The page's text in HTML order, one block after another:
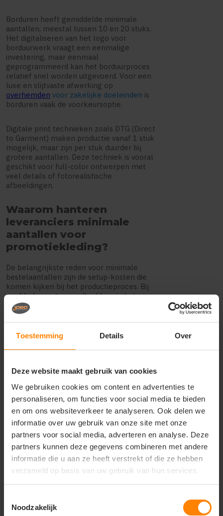
Toestemming Details Over
Deze website maakt gebruik van cookies
We gebruiken cookies om content en advertenties te
personaliseren, om functies voor social media te bieden
en om ons websiteverkeer te analyseren. Ook delen we
informatie over uw gebruik van onze site met onze
partners voor social media, adverteren en analyse. Deze
partners kunnen deze gegevens combineren met andere
informatie die u aan ze heeft verstrekt of die ze hebben
verzameld op basis van uw gebruik van hun services.
Noodzakelijk
Borduren heeft gemiddelde minimale
aantallen, meestal tussen 10 en 20 stuks.
Het digitaliseren van het logo voor
borduurwerk vraagt een eenmalige
investering, maar eenmaal
geprogrammeerd kan het borduurproces
relatief snel worden uitgevoerd. Voor een
luxe en slijtvaste afwerking op
overhemden voor zakelijke doeleinden is
borduren vaak de voorkeursoptie.
Digitale print technieken zoals DTG (Direct
to Garment) maken productie vanaf 1 stuk
mogelijk, maar zijn per stuk duurder bij
grotere aantallen. Deze techniek is vooral
geschikt voor full-color ontwerpen met
veel details of fotorealistische
afbeeldingen.
Waarom hanteren
leveranciers minimale
aantallen voor
promotiekleding?
De belangrijkste reden voor minimale
bestelaantallen zijn de setup-kosten die
komen kijken bij het productieproces. Bij
zeefdruk moet voor elke kleur in het
ontwerp een apart zeefdrukraam worden
gemaakt. Dit voorbereidingsproces kost tijd
en materiaal, ongeacht of er 10 of 100
overhemden worden bedrukt.
rol. Leveranciers moeten vaak minimale
hoeveelheden inkt, transfers of
borduurgaren inkopen. Deze materialen
hebben een beperkte houdbaarheid en
moeten efficiënt worden gebruikt om
verspilling te voorkomen. Door minimale
aantallen te hanteren kunnen leveranciers
deze kosten verdelen over meerdere
producten.
Productie-efficiëntie is een andere
belangrijke factor. Het opstarten van
machines, het instellen van de juiste
kwaliteitscontroles kost evenveel tijd voor